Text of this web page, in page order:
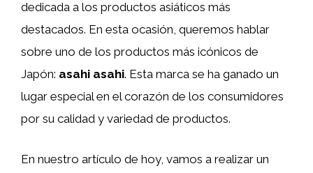
dedicada a los productos asiáticos más
destacados. En esta ocasión, queremos hablar
sobre uno de los productos más icónicos de
Japón: asahi asahi. Esta marca se ha ganado un
lugar especial en el corazón de los consumidores
por su calidad y variedad de productos.
En nuestro artículo de hoy, vamos a realizar un